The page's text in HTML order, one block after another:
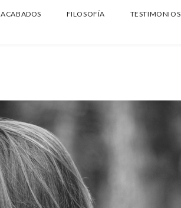
ACABADOS FILOSOFÍA TESTIMONIOS